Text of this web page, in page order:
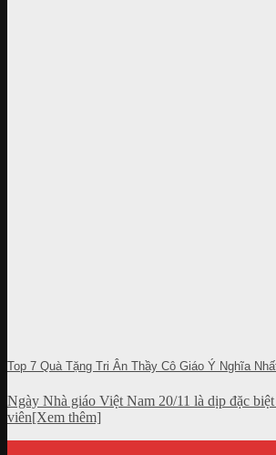
Top 7 Quà Tặng Tri Ân Thầy Cô Giáo Ý Nghĩa
Ngày Nhà giáo Việt Nam 20/11 là dịp đặc
viên[Xem thêm]